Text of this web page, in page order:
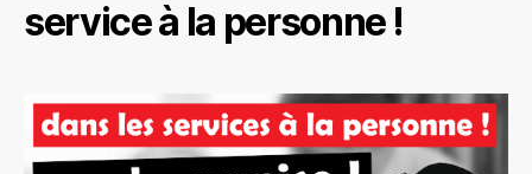
service à la personne !